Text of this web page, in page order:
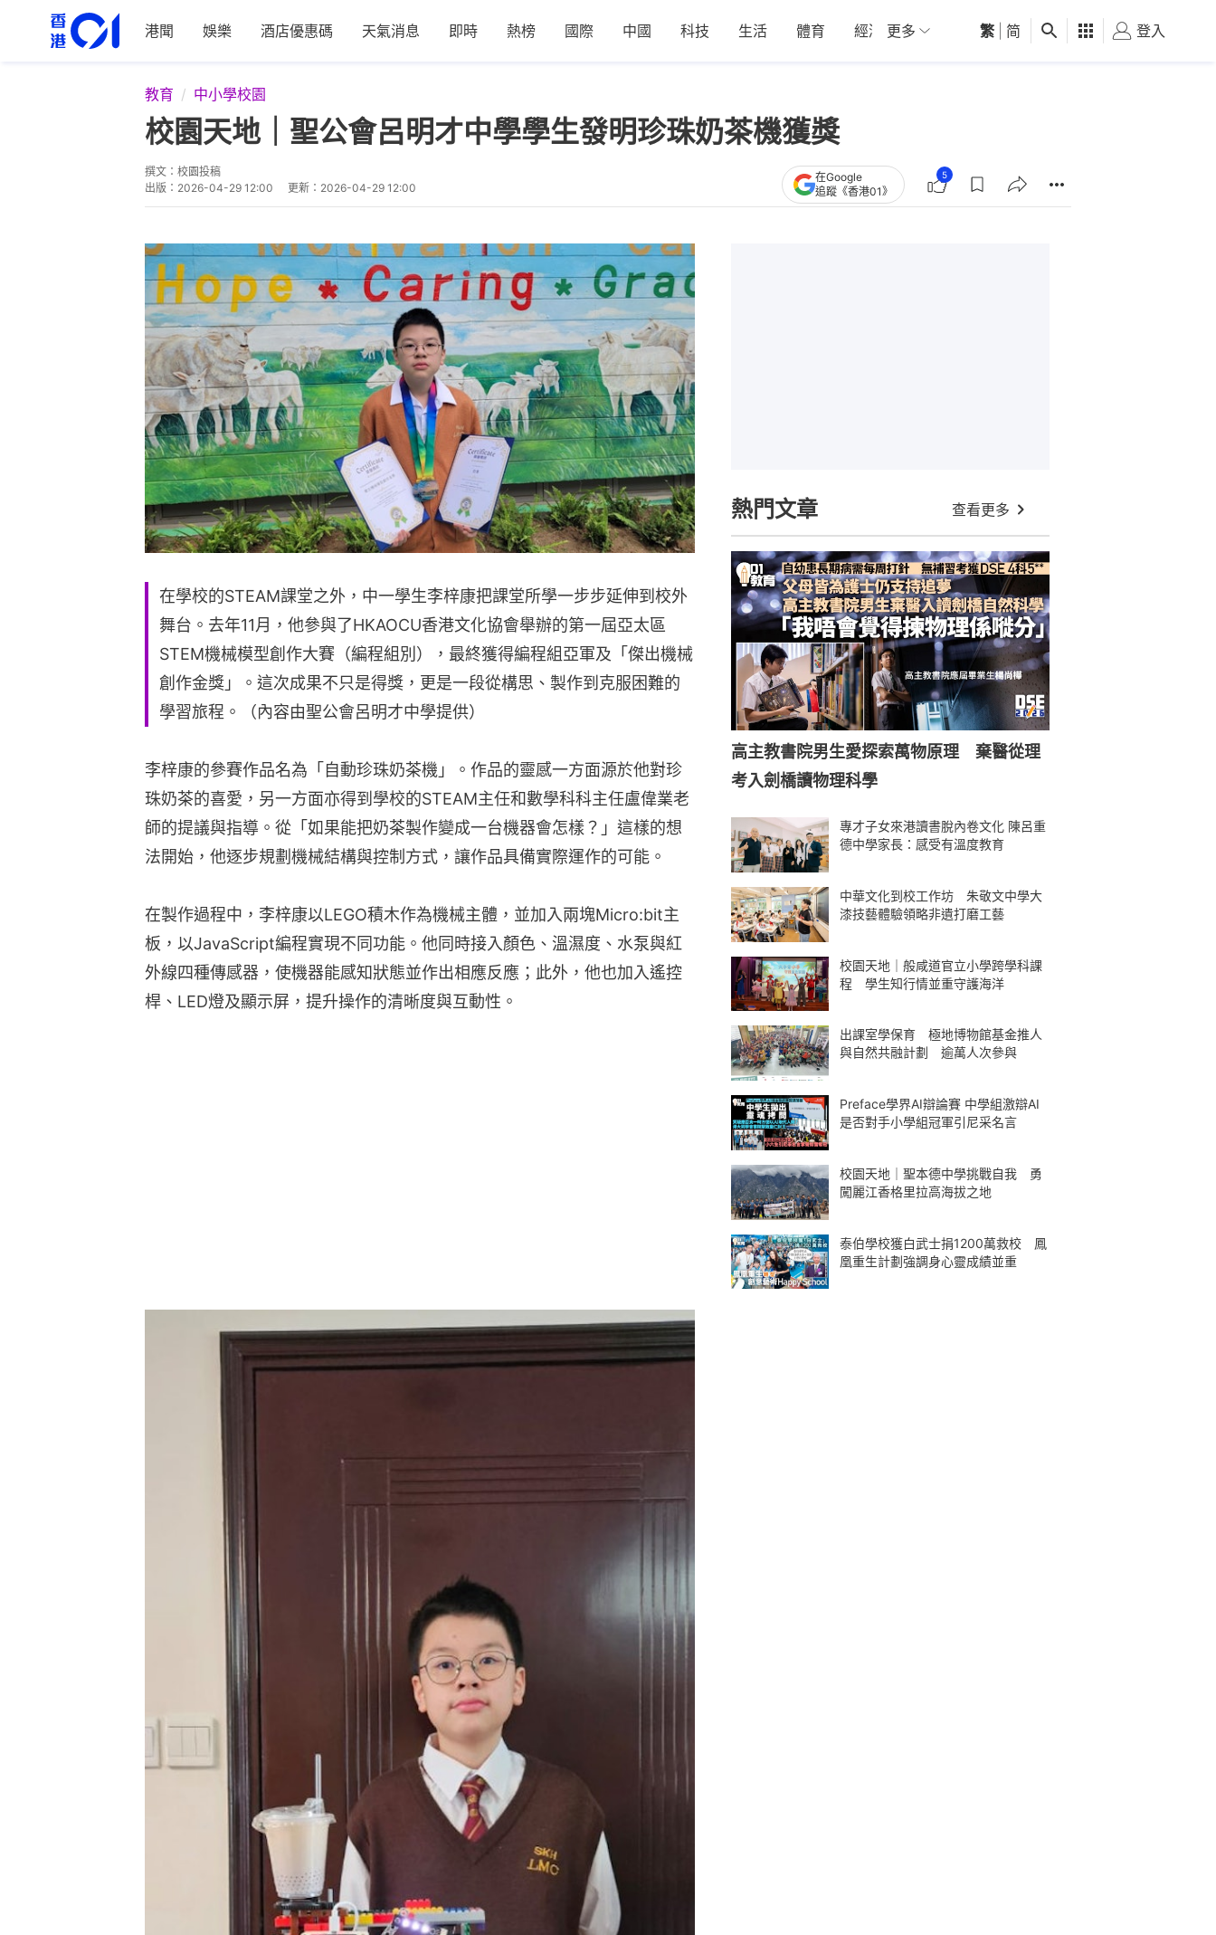
港聞 娛樂 酒店優惠碼 天氣消息 即時 熱榜 國際 中國 科技 生活 體育 經濟 01深圳 觀點 健康 好食玩飛
更多 繁 简 登入
教育 中小學校園
校園天地｜聖公會呂明才中學學生發明珍珠奶茶機獲獎
撰文： 校園投稿
出版： 2026-04-29 12:00 更新： 2026-04-29 12:00
在Google
追蹤《香港01》
5
在學校的STEAM課堂之外，中一學生李梓康把課堂所學一步步延伸到校外
舞台。去年11月，他參與了HKAOCU香港文化協會舉辦的第一屆亞太區
STEM機械模型創作大賽（編程組別），最終獲得編程組亞軍及「傑出機械
創作金獎」。這次成果不只是得獎，更是一段從構思、製作到克服困難的
學習旅程。（內容由聖公會呂明才中學提供）
李梓康的參賽作品名為「自動珍珠奶茶機」。作品的靈感一方面源於他對珍
珠奶茶的喜愛，另一方面亦得到學校的STEAM主任和數學科科主任盧偉業老
師的提議與指導。從「如果能把奶茶製作變成一台機器會怎樣？」這樣的想
法開始，他逐步規劃機械結構與控制方式，讓作品具備實際運作的可能。
在製作過程中，李梓康以LEGO積木作為機械主體，並加入兩塊Micro:bit主
板，以JavaScript編程實現不同功能。他同時接入顏色、溫濕度、水泵與紅
外線四種傳感器，使機器能感知狀態並作出相應反應；此外，他也加入遙控
桿、LED燈及顯示屏，提升操作的清晰度與互動性。
熱門文章 查看更多
高主教書院男生愛探索萬物原理 棄醫從理
考入劍橋讀物理科學
專才子女來港讀書脫內卷文化 陳呂重
德中學家長：感受有溫度教育
中華文化到校工作坊 朱敬文中學大
漆技藝體驗領略非遺打磨工藝
校園天地｜般咸道官立小學跨學科課
程 學生知行情並重守護海洋
出課室學保育 極地博物館基金推人
與自然共融計劃 逾萬人次參與
Preface學界AI辯論賽 中學組激辯AI
是否對手小學組冠軍引尼采名言
校園天地｜聖本德中學挑戰自我 勇
闖麗江香格里拉高海拔之地
泰伯學校獲白武士捐1200萬救校 鳳
凰重生計劃強調身心靈成績並重